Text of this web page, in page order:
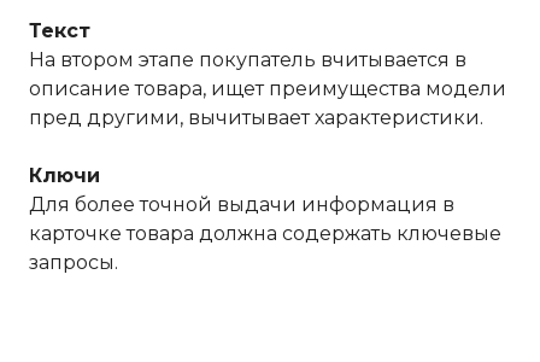
Текст
На втором этапе покупатель вчитывается в
описание товара, ищет преимущества модели
пред другими, вычитывает характеристики.
Ключи
Для более точной выдачи информация в
карточке товара должна содержать ключевые
запросы.